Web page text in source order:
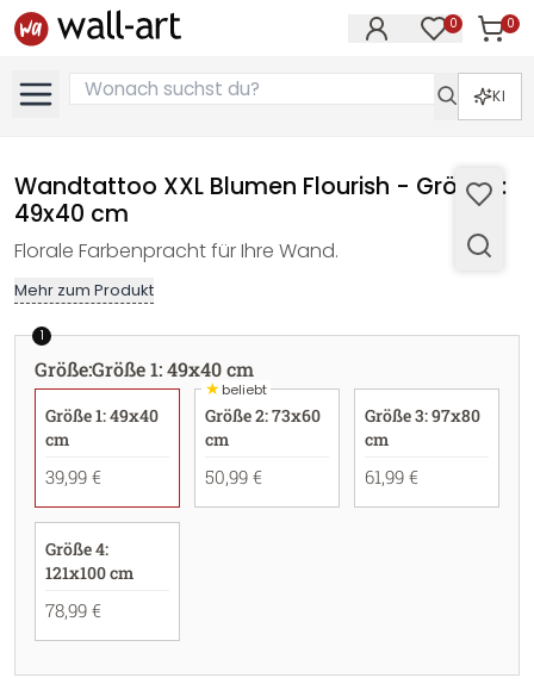
0 0
KI
Wandtattoo XXL Blumen Flourish - Größe 1:
49x40 cm
Florale Farbenpracht für Ihre Wand.
Mehr zum Produkt
1
Größe:Größe 1: 49x40 cm
Größe 1: 49x40
cm
39,99 €
★beliebt
Größe 2: 73x60
cm
50,99 €
Größe 3: 97x80
cm
61,99 €
Größe 4:
121x100 cm
78,99 €